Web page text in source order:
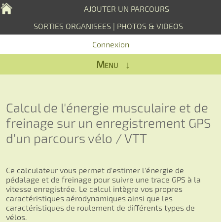
AJOUTER UN PARCOURS
SORTIES ORGANISEES | PHOTOS & VIDEOS
Connexion
Menu ↓
Calcul de l'énergie musculaire et de
freinage sur un enregistrement GPS
d'un parcours vélo / VTT
Ce calculateur vous permet d'estimer l'énergie de
pédalage et de freinage pour suivre une trace GPS à la
vitesse enregistrée. Le calcul intègre vos propres
caractéristiques aérodynamiques ainsi que les
caractéristiques de roulement de différents types de
vélos.